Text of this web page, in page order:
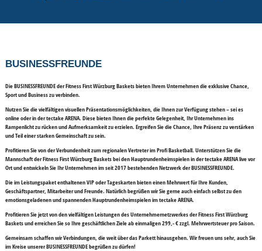
BUSINESSFREUNDE
Die BUSINESSFREUNDE derFitness First Würzburg Basketsbieten Ihrem Unternehmen die exklusive Chance,
Sport und Business zu verbinden.
Nutzen Sie die vielfältigenvisuellen Präsentationsmöglichkeiten, die Ihnen zur Verfügung stehen – sei es
online oder in dertectake ARENA. Diese bieten Ihnen die perfekte Gelegenheit, Ihr Unternehmen ins
Rampenlicht zu rücken und Aufmerksamkeit zu erzielen. Ergreifen Sie die Chance, Ihre Präsenz zu verstärken
und Teil einer starken Gemeinschaft zu sein.
Profitieren Sie von der Verbundenheit zum regionalen Vertreter im Profi Basketball. Unterstützen Sie die
Mannschaft der Fitness First Würzburg Baskets bei den Hauptrundenheimspielen in der tectake ARENAlive vor
Ort und entwickeln Sie Ihr Unternehmenim seit 2017 bestehenden Netzwerk derBUSINESSFREUNDE.
Die im Leistungspaketenthaltenen VIP oder Tageskartenbieten einen Mehrwert für Ihre Kunden,
Geschäftspartner, Mitarbeiter und Freunde. Natürlich begrüßen wir Sie gerne auch einfach selbst zu den
emotionsgeladenen und spannenden Hauptrundenheimspielen im tectake ARENA.
Profitieren Sie jetzt von den vielfältigen Leistungen des Unternehmernetzwerkes der Fitness First Würzburg
Baskets und erreichen Sie so Ihre geschäftlichen Zieleab einmaligen 299,- €zzgl. Mehrwertsteuer pro Saison.
Gemeinsam schaffen wir Verbindungen, die weit über das Parkett hinausgehen. Wir freuen uns sehr, auch Sie
im Kreise unserer BUSINESSFREUNDE begrüßen zu dürfen!